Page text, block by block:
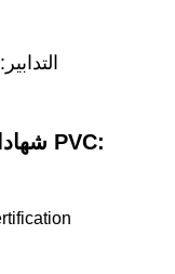
التدابير: 39*39*21 سنتيمتر 42*42*21 سنتيمتر
شهاداتنا على حزام النايلون المطلي بالـ PVC: